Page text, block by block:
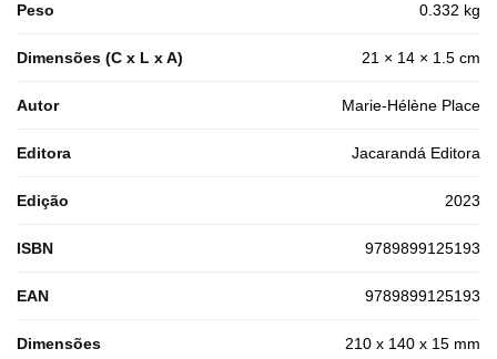
Peso 0.332 kg
Dimensões (C x L x A) 21 × 14 × 1.5 cm
Autor Marie-Hélène Place
Editora Jacarandá Editora
Edição 2023
ISBN 9789899125193
EAN 9789899125193
Dimensões 210 x 140 x 15 mm